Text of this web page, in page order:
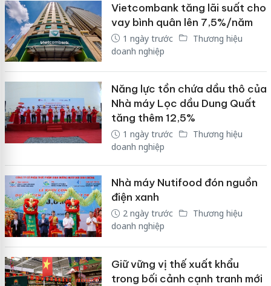
Vietcombank tăng lãi suất cho
vay bình quân lên 7,5%/năm
1 ngày trước
Thương hiệu
doanh nghiệp
Năng lực tồn chứa dầu thô của
Nhà máy Lọc dầu Dung Quất
tăng thêm 12,5%
1 ngày trước
Thương hiệu
doanh nghiệp
Nhà máy Nutifood đón nguồn
điện xanh
2 ngày trước
Thương hiệu
doanh nghiệp
Giữ vững vị thế xuất khẩu
trong bối cảnh cạnh tranh mới